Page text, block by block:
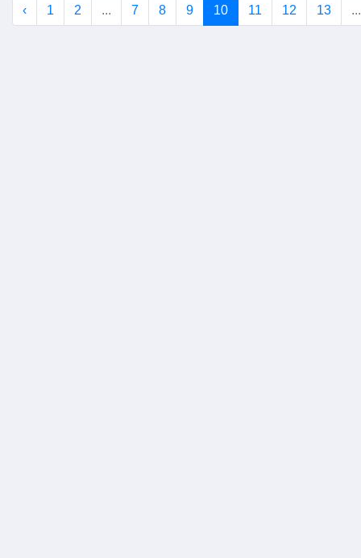
‹ 1 2 ... 7 8 9 10 11 12 13 ...